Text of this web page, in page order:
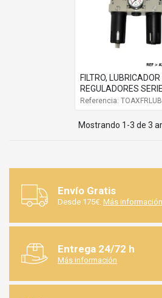
FILTRO, LUBRICADOR
REGULADORES
Referencia:
Mostrando 1-3 de 3
Envío Gratis
Desde 175€. Más información
Entrega 24/72 h
Más información